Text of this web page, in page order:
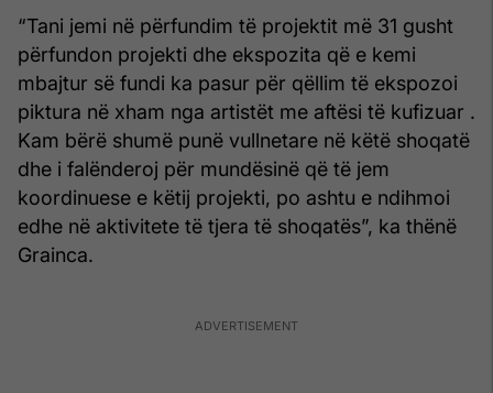
“Tani jemi në përfundim të projektit më 31 gusht
përfundon projekti dhe ekspozita që e kemi
mbajtur së fundi ka pasur për qëllim të ekspozoi
piktura në xham nga artistët me aftësi të kufizuar .
Kam bërë shumë punë vullnetare në këtë shoqatë
dhe i falënderoj për mundësinë që të jem
koordinuese e këtij projekti, po ashtu e ndihmoi
edhe në aktivitete të tjera të shoqatës”, ka thënë
Grainca.